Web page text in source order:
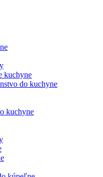
kuchyne
do kuchyne
kuchyne